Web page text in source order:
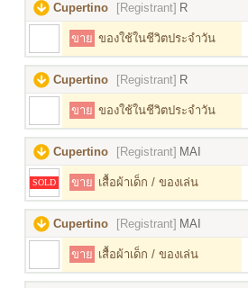
Cupertino [Registrant] R
ขาย ของใช้ในชีวิตประจำวัน
Cupertino [Registrant] R
ขาย ของใช้ในชีวิตประจำวัน
Cupertino [Registrant] MAI
SOLD ขาย เสื้อผ้าเด็ก / ของเล่น
Cupertino [Registrant] MAI
ขาย เสื้อผ้าเด็ก / ของเล่น